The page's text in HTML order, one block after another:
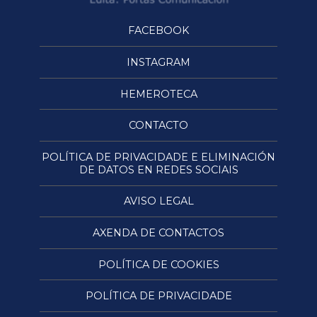
FACEBOOK
INSTAGRAM
HEMEROTECA
CONTACTO
POLÍTICA DE PRIVACIDADE E ELIMINACIÓN
DE DATOS EN REDES SOCIAIS
AVISO LEGAL
AXENDA DE CONTACTOS
POLÍTICA DE COOKIES
POLÍTICA DE PRIVACIDADE